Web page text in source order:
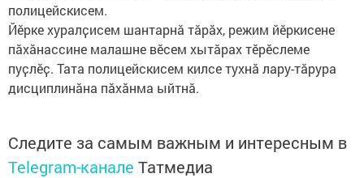
полицейскисем.
Йӗрке хуралҫисем шантарнӑ тӑрӑх, режим йӗркисене
пӑхӑнассине малашне вӗсем хытӑрах тӗрӗслеме
пуҫлӗҫ. Тата полицейскисем килсе тухнӑ лару-тӑрура
дисциплинӑна пӑхӑнма ыйтнӑ.
Следите за самым важным и интересным в
Telegram-канале Татмедиа